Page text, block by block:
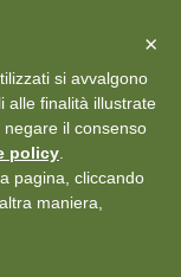
Statuto
×
si avvalgono
alle finalità illustrate
il consenso
policy
pagina, cliccando
maniera,